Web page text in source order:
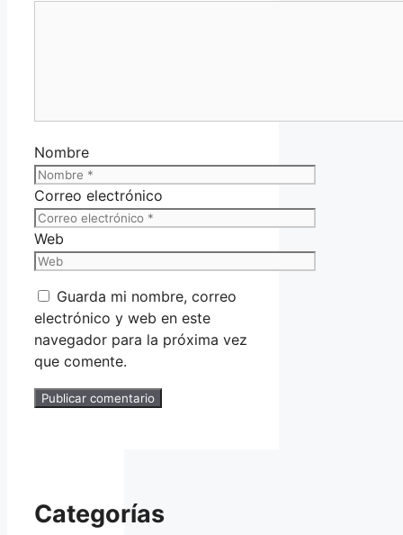
Nombre
Correo electrónico
Web
Guarda mi nombre, correo
electrónico y web en este
navegador para la próxima vez
que comente.
Categorías